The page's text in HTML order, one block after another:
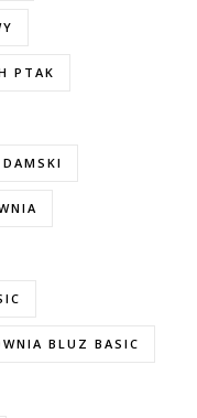
PTAK
BLUZ BASIC